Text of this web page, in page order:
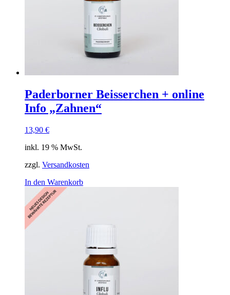
Paderborner Beisserchen + online
Info „Zahnen“
13,90 €
inkl. 19 % MwSt.
zzgl. Versandkosten
In den Warenkorb